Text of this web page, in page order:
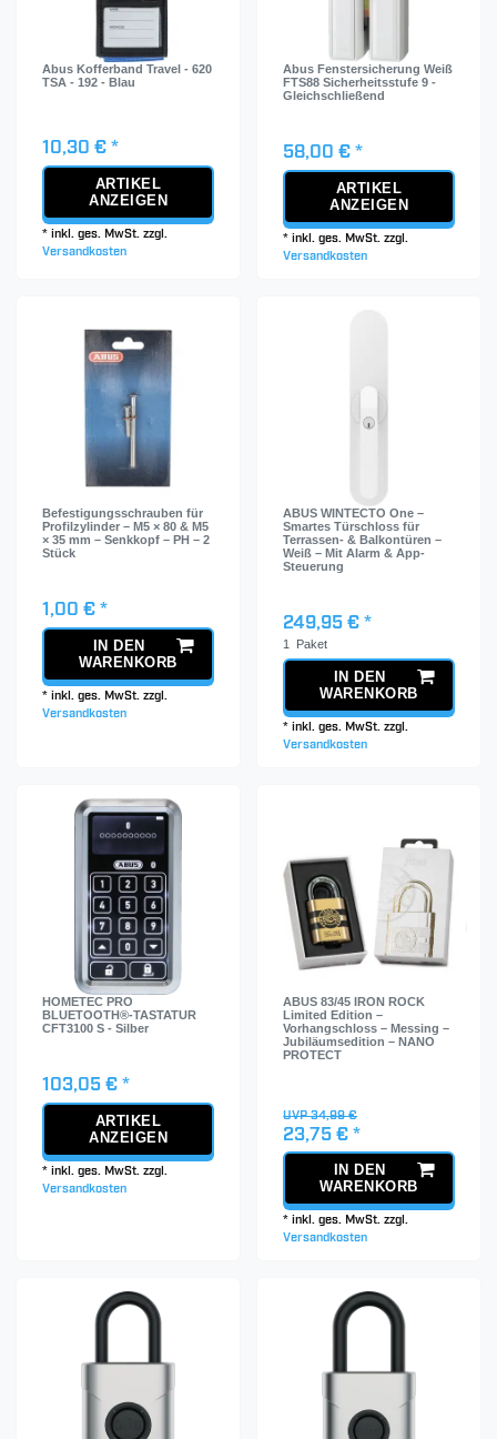
Abus Kofferband Travel - 620
TSA - 192 - Blau
10,30 € *
ARTIKEL
ANZEIGEN
*inkl. ges. MwSt. zzgl.
Versandkosten
Abus Fenstersicherung Weiß
FTS88 Sicherheitsstufe 9 -
Gleichschließend
58,00 € *
ARTIKEL
ANZEIGEN
*inkl. ges. MwSt. zzgl.
Versandkosten
Befestigungsschrauben für
Profilzylinder – M5 × 80 & M5
× 35 mm – Senkkopf – PH – 2
Stück
1,00 € *
IN DEN
WARENKORB
*inkl. ges. MwSt. zzgl.
Versandkosten
ABUS WINTECTO One –
Smartes Türschloss für
Terrassen- & Balkontüren –
Weiß – Mit Alarm & App-
Steuerung
249,95 € *
1 Paket
IN DEN
WARENKORB
*inkl. ges. MwSt. zzgl.
Versandkosten
HOMETEC PRO
BLUETOOTH®-TASTATUR
CFT3100 S - Silber
103,05 € *
ARTIKEL
ANZEIGEN
*inkl. ges. MwSt. zzgl.
Versandkosten
ABUS 83/45 IRON ROCK
Limited Edition –
Vorhangschloss – Messing –
Jubiläumsedition – NANO
PROTECT
UVP 34,99 €
23,75 € *
IN DEN
WARENKORB
*inkl. ges. MwSt. zzgl.
Versandkosten